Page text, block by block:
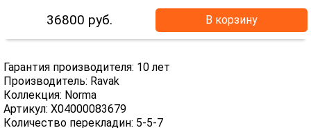
36800 руб. В корзину
Гарантия производителя: 10 лет
Производитель: Ravak
Коллекция: Norma
Артикул: X04000083679
Количество перекладин: 5-5-7